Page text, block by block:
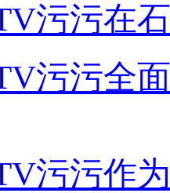
污污在
污污全面
污污作